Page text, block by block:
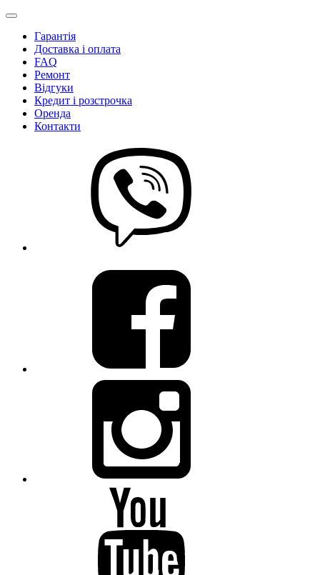
Гарантія
Доставка і оплата
FAQ
Ремонт
Відгуки
Кредит і розстрочка
Оренда
Контакти